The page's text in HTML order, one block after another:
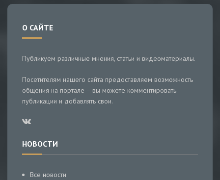
О САЙТЕ
Публикуем различные мнения, статьи и видеоматериалы.
Посетителям нашего сайта предоставляем возможность
общения на портале – вы можете комментировать
публикации и добавлять свои.
НОВОСТИ
Все новости